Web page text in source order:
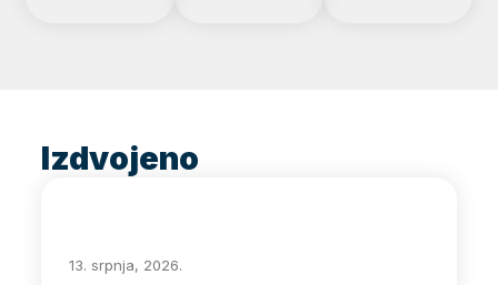
Izdvojeno
13. srpnja, 2026.